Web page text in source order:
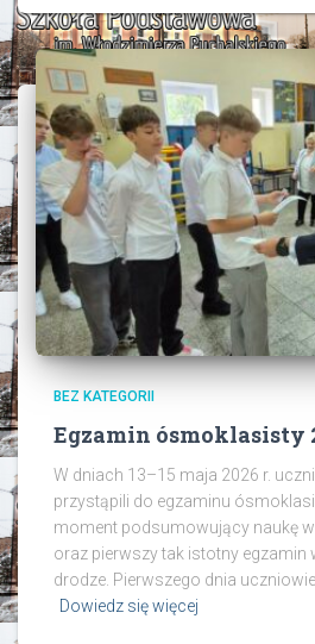
BEZ KATEGORII
Egzamin ósmoklasisty
W dniach 13–15 maja 2026 r.
przystąpili do egzaminu
moment podsumowujący naukę
oraz pierwszy tak istotny egzamin
drodze. Pierwszego dnia
Dowiedz się więcej